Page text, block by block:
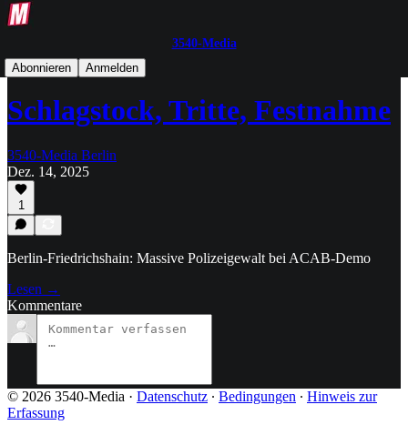
3540-Media
Abonnieren
Anmelden
Text-Post
Schlagstock, Tritte, Festnahme
3540-Media Berlin
Dez. 14, 2025
1
Berlin-Friedrichshain: Massive Polizeigewalt bei ACAB-Demo
Lesen →
Kommentare
© 2026 3540-Media · Datenschutz ∙ Bedingungen ∙ Hinweis zur
Erfassung